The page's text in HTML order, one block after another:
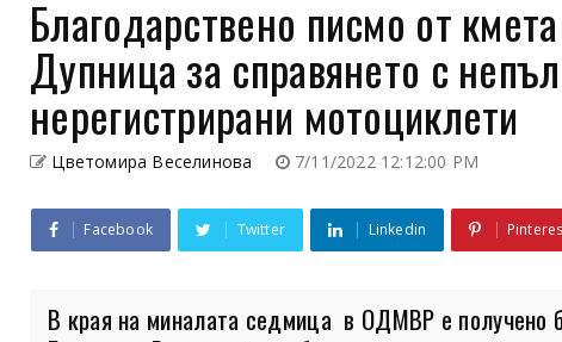
Благодарствено писмо от
Дупница за справянето с
нерегистрирани мотоциклети
Цветомира Веселинова 7/11/2022 12:12:00 PM
Facebook Twitter Linkedin
В края на миналата седмица в ОДМВР е получено